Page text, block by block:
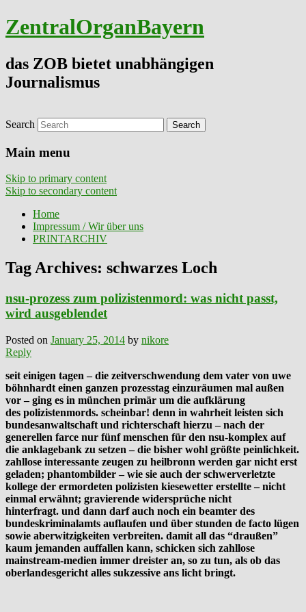
ZentralOrganBayern
das ZOB bietet unabhängigen
Journalismus
Search
Main menu
Skip to primary content
Skip to secondary content
Home
Impressum / Wir über uns
PRINTARCHIV
Tag Archives: schwarzes Loch
nsu-prozess zum polizistenmord: was nicht passt,
wird ausgeblendet
Posted on January 25, 2014 by nikore
Reply
seit einigen tagen – die zeitverschwendung dem vater von uwe
böhnhardt einen ganzen prozesstag einzuräumen mal außen
vor – ging es in münchen primär um die aufklärung
des polizistenmords. scheinbar! denn in wahrheit leisten sich
bundesanwaltschaft und richterschaft hierzu – nach der
generellen farce nur fünf menschen für den nsu-komplex auf
die anklagebank zu setzen – die bisher wohl größte peinlichkeit.
zahllose interessante zeugen zu heilbronn werden gar nicht erst
geladen; phantombilder – wie sie auch der schwerverletzte
kollege der ermordeten polizisten kiesewetter erstellte – nicht
einmal erwähnt; gravierende widersprüche nicht
hinterfragt. und dann darf auch noch ein beamter des
bundeskriminalamts auflaufen und über stunden de facto lügen
sowie aberwitzigkeiten verbreiten. damit all das “draußen”
kaum jemanden auffallen kann, schicken sich zahllose
mainstream-medien immer dreister an, so zu tun, als ob das
oberlandesgericht alles sukzessive ans licht bringt.